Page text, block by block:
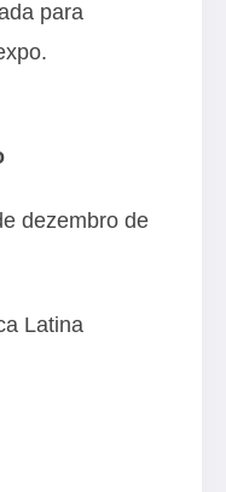
para
dezembro de
Latina